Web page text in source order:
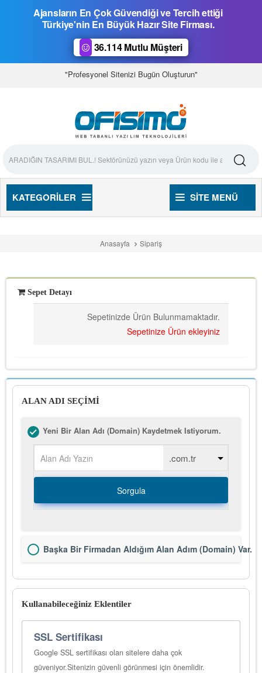
Ajansların En Çok Güvendiği ve Tercih ettiği
Türkiye'nin En Büyük Hazır Site Firması.
36.114 Mutlu Müşteri
"Profesyonel Sitenizi Bugün Oluşturun"
KATEGORILER SITE MENÜ
Anasayfa Sipariş
Sepet Detayı
Sepetinizde Ürün Bulunmamaktadır.
Sepetinize Ürün ekleyiniz
ALAN ADI SEÇİMİ
Yeni Bir Alan Adı (Domain) Kaydetmek Istiyorum.
Sorgula
Başka Bir Firmadan Aldığım Alan Adım (Domain) Var.
Kullanabileceğiniz Eklentiler
SSL Sertifikası
Google SSL sertifikası olan sitelere daha çok
güveniyor.Sitenizin güvenli görünmesi için önemlidir.